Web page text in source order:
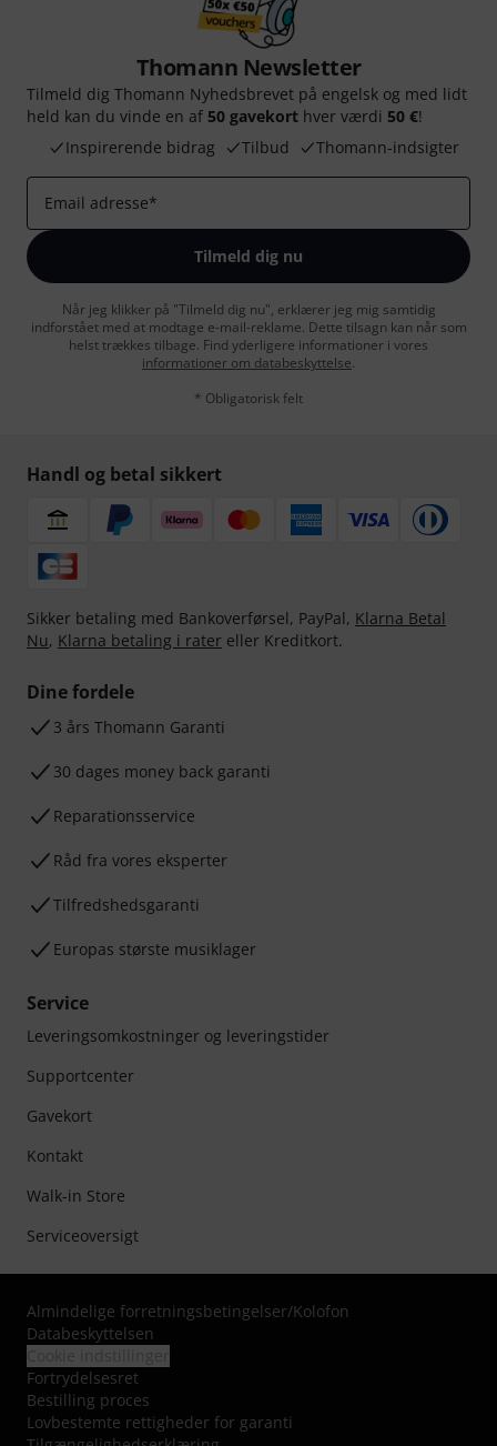
Thomann Newsletter
Tilmeld dig Thomann Nyhedsbrevet på engelsk og med lidt
held kan du vinde en af 50 gavekort hver værdi 50 €!
Inspirerende bidrag
Tilbud Thomann-indsigter
Email adresse*
Tilmeld dig nu
Når jeg klikker på "Tilmeld dig nu", erklærer jeg mig samtidig
indforstået med at modtage e-mail-reklame. Dette tilsagn kan når som
helst trækkes tilbage. Find yderligere informationer i vores
informationer om databeskyttelse.
* Obligatorisk felt
Handl og betal sikkert
Sikker betaling med Bankoverførsel, PayPal, Klarna Betal
Nu, Klarna betaling i rater eller Kreditkort.
Dine fordele
3 års Thomann Garanti
30 dages money back garanti
Reparationsservice
Råd fra vores eksperter
Tilfredshedsgaranti
Europas største musiklager
Service
Leveringsomkostninger og leveringstider
Supportcenter
Gavekort
Kontakt
Walk-in Store
Serviceoversigt
Almindelige forretningsbetingelser/Kolofon
Databeskyttelsen
Fortrydelsesret
Bestilling proces
Lovbestemte rettigheder for garanti